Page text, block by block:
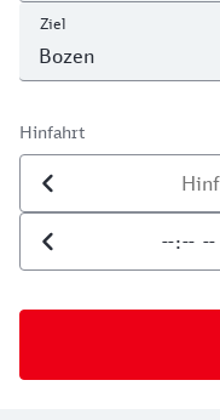
Ziel
Hinfahrt
Datum der Hinfahrt
Uhrzeit der Hinfahrt